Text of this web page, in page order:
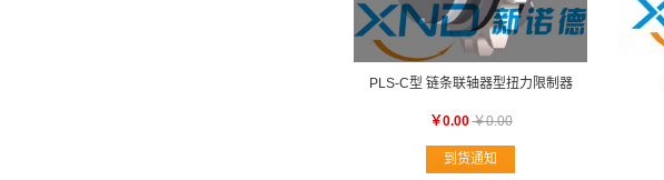
PLS-C型 链条联轴器型扭力限制器
￥0.00 ￥0.00
到货通知